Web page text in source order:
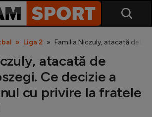
Liga 2 Familia Niczuly, atacată de
atacată de
Ce decizie a
cu privire la fratele